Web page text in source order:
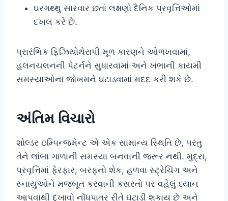
ઘરગથ્થુ સારવાર છતાં લક્ષણો દૈનિક પ્રવૃત્તિઓમાં
દખલ કરે છે.
પ્રારંભિક ફિઝિયોથેરાપી મૂળ કારણને ઓળખવામાં,
હલનચલનની પેટર્નને સુધારવામાં અને ખભાની કાયમી
સમસ્યાઓના જોખમને ઘટાડવામાં મદદ કરી શકે છે.
અંતિમ વિચારો
શોલ્ડર ઇમ્પિન્જમેન્ટ એ એક સામાન્ય સ્થિતિ છે, પરંતુ
તેને લાંબા ગાળાની સમસ્યા બનવાની જરૂર નથી. મુદ્રા,
પ્રવૃત્તિમાં ફેરફાર, બરફનો શેક, હળવા સ્ટ્રેચિંગ અને
સ્નાયુઓને મજબૂત કરવાની કસરતો પર વહેલું ધ્યાન
આપવાથી દુખાવો નોંધપાત્ર રીતે ઘટાડી શકાય છે અને